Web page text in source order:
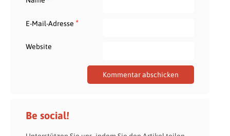
E-Mail-Adresse *
Website
Be social!